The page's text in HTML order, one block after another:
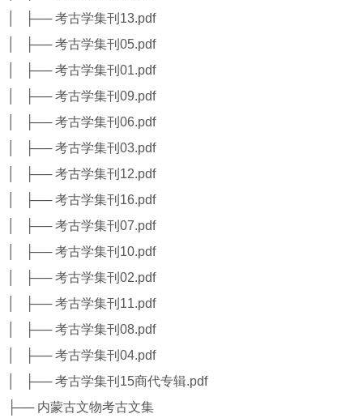
│ ├── 考古学集刊13.pdf
│ ├── 考古学集刊05.pdf
│ ├── 考古学集刊01.pdf
│ ├── 考古学集刊09.pdf
│ ├── 考古学集刊06.pdf
│ ├── 考古学集刊03.pdf
│ ├── 考古学集刊12.pdf
│ ├── 考古学集刊16.pdf
│ ├── 考古学集刊07.pdf
│ ├── 考古学集刊10.pdf
│ ├── 考古学集刊02.pdf
│ ├── 考古学集刊11.pdf
│ ├── 考古学集刊08.pdf
│ ├── 考古学集刊04.pdf
│ ├── 考古学集刊15商代专辑.pdf
├── 内蒙古文物考古文集